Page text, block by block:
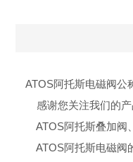
ATOS阿托斯电磁阀公
感谢您关注我们的产
ATOS阿托斯叠加阀、
ATOS阿托斯电磁阀